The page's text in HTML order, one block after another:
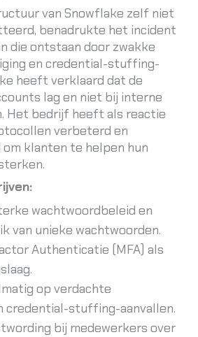
van Snowflake zelf niet
benadrukte het incident
die ontstaan door zwakke
en credential-stuffing-
heeft verklaard dat de
lag en niet bij interne
Het bedrijf heeft als reactie
verbeterd en
klanten te helpen hun
wachtwoordbeleid en
van unieke wachtwoorden.
Authenticatie (MFA) als
op verdachte
credential-stuffing-aanvallen.
bij medewerkers over